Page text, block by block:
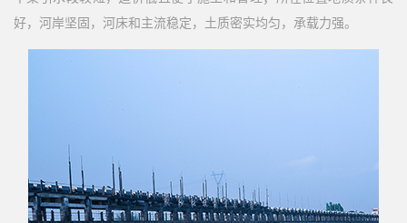
好，河岸坚固，河床和主流稳定，土质密实均匀，承载力强。